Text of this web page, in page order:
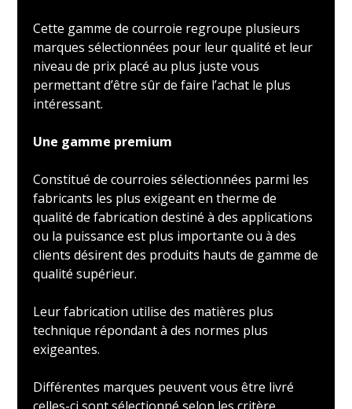
Cette gamme de courroie regroupe plusieurs
marques sélectionnées pour leur qualité et leur
niveau de prix placé au plus juste vous
permettant d’être sûr de faire l’achat le plus
intéressant.
Une gamme premium
Constitué de courroies sélectionnées parmi les
fabricants les plus exigeant en therme de
qualité de fabrication destiné à des applications
ou la puissance est plus importante ou à des
clients désirent des produits hauts de gamme de
qualité supérieur.
Leur fabrication utilise des matières plus
technique répondant à des normes plus
exigeantes.
Différentes marques peuvent vous être livré